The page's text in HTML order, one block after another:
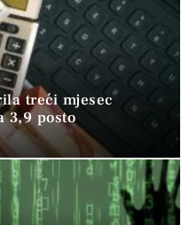
treći mjesec
3,9 posto